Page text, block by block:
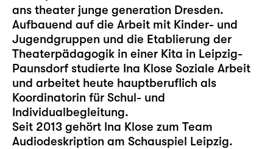
ans theater junge generation Dresden.
Aufbauend auf die Arbeit mit Kinder- und
Jugendgruppen und die Etablierung der
Theaterpädagogik in einer Kita in Leipzig-
Paunsdorf studierte Ina Klose Soziale Arbeit
und arbeitet heute hauptberuflich als
Koordinatorin für Schul- und
Individualbegleitung.
Seit 2013 gehört Ina Klose zum Team
Audiodeskription am Schauspiel Leipzig.